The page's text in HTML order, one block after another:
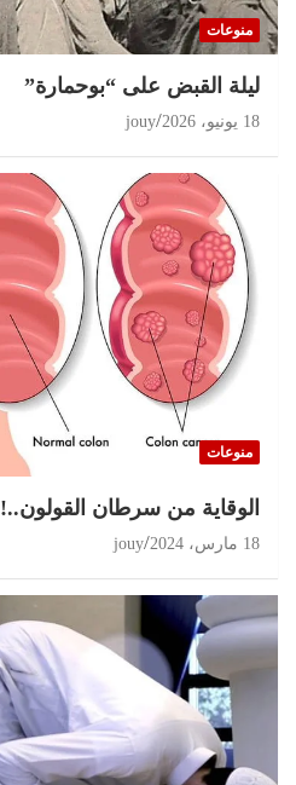
منوعات
ليلة القبض على “بوحمارة”
18 يونيو، 2026 jouy
منوعات
الوقاية من سرطان القولون..!
18 مارس، 2024 jouy